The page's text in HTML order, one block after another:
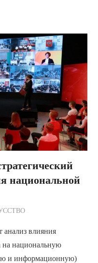
национальной
анализ влияния
на национальную
и информационную)